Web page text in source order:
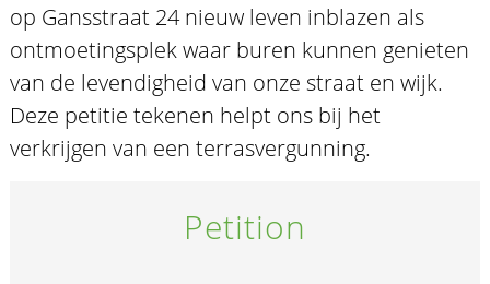
op Gansstraat 24 nieuw leven inblazen als
ontmoetingsplek waar buren kunnen genieten
van de levendigheid van onze straat en wijk.
Deze petitie tekenen helpt ons bij het
verkrijgen van een terrasvergunning.
Petition